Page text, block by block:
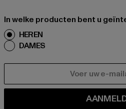
In welke producten bent u
HEREN
DAMES